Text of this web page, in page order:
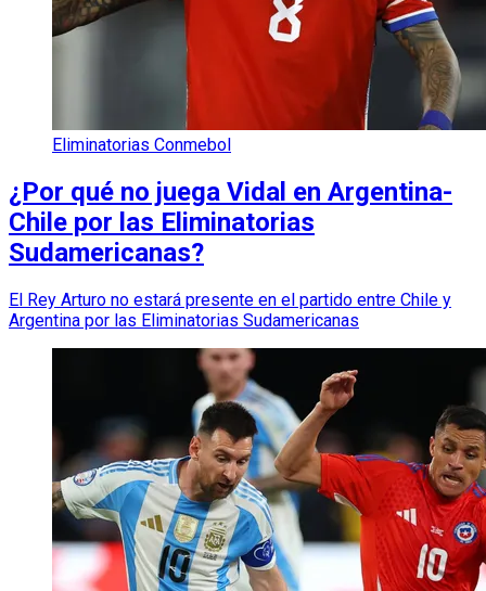
Eliminatorias Conmebol
¿Por qué no juega Vidal en Argentina-
Chile por las Eliminatorias
Sudamericanas?
El Rey Arturo no estará presente en el partido entre Chile y
Argentina por las Eliminatorias Sudamericanas